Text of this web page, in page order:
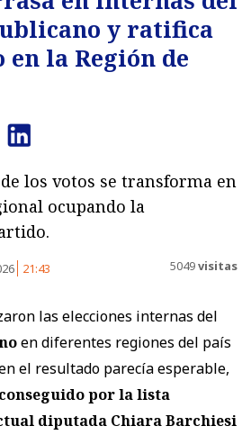
y ratifica
la Región de
los votos se transforma en
ocupando la
21:43 5049visitas
las elecciones internas del
en diferentes regiones del país
el resultado parecía esperable,
por la lista
diputada Chiara Barchiesi